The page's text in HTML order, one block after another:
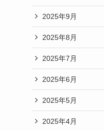
2025年9月
2025年8月
2025年7月
2025年6月
2025年5月
2025年4月